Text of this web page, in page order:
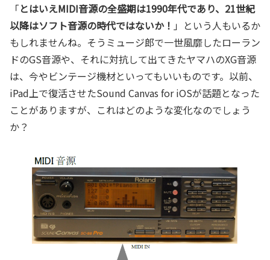
「とはいえMIDI音源の全盛期は1990年代であり、21世紀
以降はソフト音源の時代ではないか！ 」という人もいるか
もしれませんね。そうミュージ郎で一世風靡したローラン
ドのGS音源や、それに対抗して出てきたヤマハのXG音源
は、今やビンテージ機材といってもいいものです。以前、
iPad上で復活させたSound Canvas for iOSが話題となった
ことがありますが、これはどのような変化なのでしょう
か？